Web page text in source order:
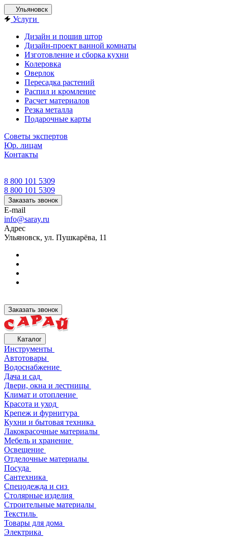
Ульяновск
Услуги
Дизайн и пошив штор
Дизайн-проект ванной комнаты
Изготовление и сборка кухни
Колеровка
Оверлок
Пересадка растений
Распил и кромление
Расчет материалов
Резка металла
Подарочные карты
Советы экспертов
Юр. лицам
Контакты
8 800 101 5309
8 800 101 5309
Заказать звонок
E-mail
info@saray.ru
Адрес
Ульяновск, ул. Пушкарёва, 11
Заказать звонок
Каталог
Инструменты
Автотовары
Водоснабжение
Дача и сад
Двери, окна и лестницы
Климат и отопление
Красота и уход
Крепеж и фурнитура
Кухни и бытовая техника
Лакокрасочные материалы
Мебель и хранение
Освещение
Отделочные материалы
Посуда
Сантехника
Спецодежда и сиз
Столярные изделия
Строительные материалы
Текстиль
Товары для дома
Электрика